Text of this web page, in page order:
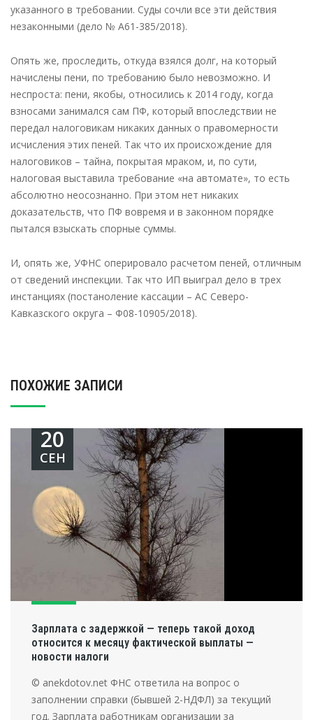
указанного в требовании. Суды сочли все эти действия
незаконными (дело № А61-385/2018).
Опять же, проследить, откуда взялся долг, на который
начислены пени, по требованию было невозможно. И
неспроста: пени, якобы, относились к 2014 году, когда
взносами занимался сам ПФ, который впоследствии не
передал налоговикам никаких данных о правомерности
исчисления этих пеней. Так что их происхождение для
налоговиков – тайна, покрытая мраком, и, по сути,
налоговая выставила требование «на автомате», то есть
абсолютно неосознанно. При этом нет никаких
доказательств, что ПФ вовремя и в законном порядке
пытался взыскать спорные суммы.
И, опять же, УФНС оперировало расчетом пеней, отличным
от сведений инспекции. Так что ИП выиграл дело в трех
инстанциях (постаноление кассации – АС Северо-
Кавказского округа – Ф08-10905/2018).
ПОХОЖИЕ ЗАПИСИ
Зарплата с задержкой — теперь такой доход
относится к месяцу фактической выплаты —
новости налоги
20
СЕН
© anekdotov.net ФНС ответила на вопрос о
заполнении справки (бывшей 2-НДФЛ) за текущий
год. Зарплата работникам организации за